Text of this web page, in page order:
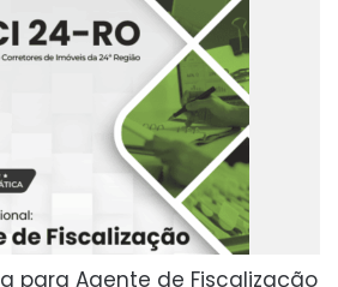
para Agente de Fiscalização